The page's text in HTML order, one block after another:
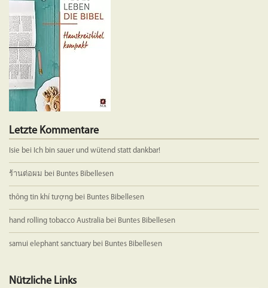
Letzte Kommentare
Isie bei Ich bin sauer und wütend statt dankbar!
ร้านต่อผม bei Buntes Bibellesen
thông tin khí tượng bei Buntes Bibellesen
hand rolling tobacco Australia bei Buntes Bibellesen
samui elephant sanctuary bei Buntes Bibellesen
Nützliche Links